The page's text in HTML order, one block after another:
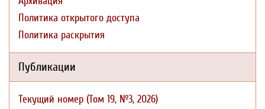
Политика открытого доступа
Политика раскрытия
Публикации
Текущий номер (Том 19, №3, 2026)